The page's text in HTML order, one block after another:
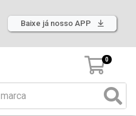
Baixe já nosso APP
0